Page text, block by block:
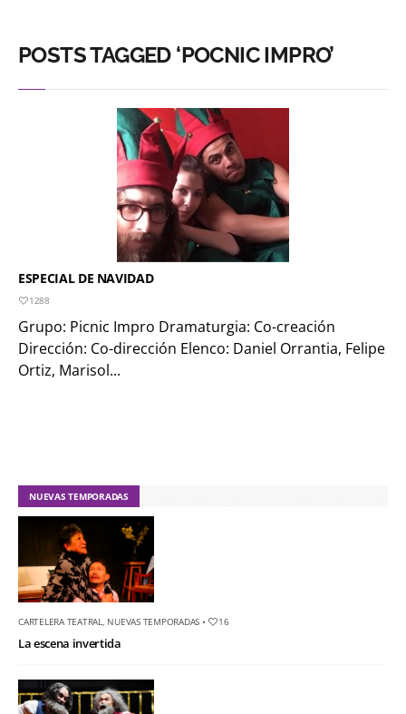
POSTS TAGGED ‘POCNIC IMPRO’
ESPECIAL DE NAVIDAD
1288
Grupo: Picnic Impro Dramaturgia: Co-creación
Dirección: Co-dirección Elenco: Daniel Orrantia, Felipe
Ortiz, Marisol...
NUEVAS TEMPORADAS
CARTELERA TEATRAL NUEVAS TEMPORADAS • 16
La escena invertida